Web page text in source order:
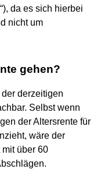
da es sich hierbei
nicht um
gehen?
derzeitigen
Selbst wenn
der Altersrente für
wäre der
über 60